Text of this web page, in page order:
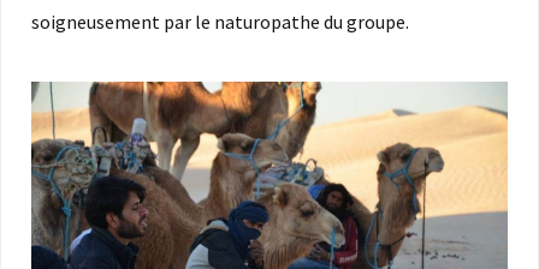
soigneusement par le naturopathe du groupe.